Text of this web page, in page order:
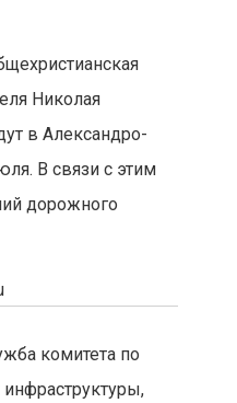
Николая
в Александро-
В связи с этим
дорожного
комитета по